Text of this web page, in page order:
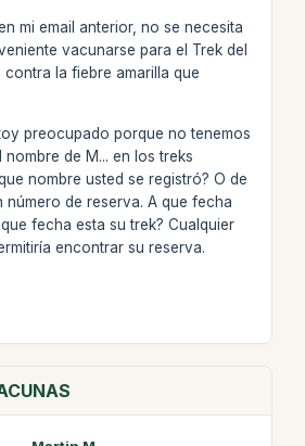
mi email anterior, no se necesita
vacunarse para el Trek del
la fiebre amarilla que
preocupado porque no tenemos
de M... en los treks
nombre usted se registró? O de
número de reserva. A que fecha
fecha esta su trek? Cualquier
encontrar su reserva.